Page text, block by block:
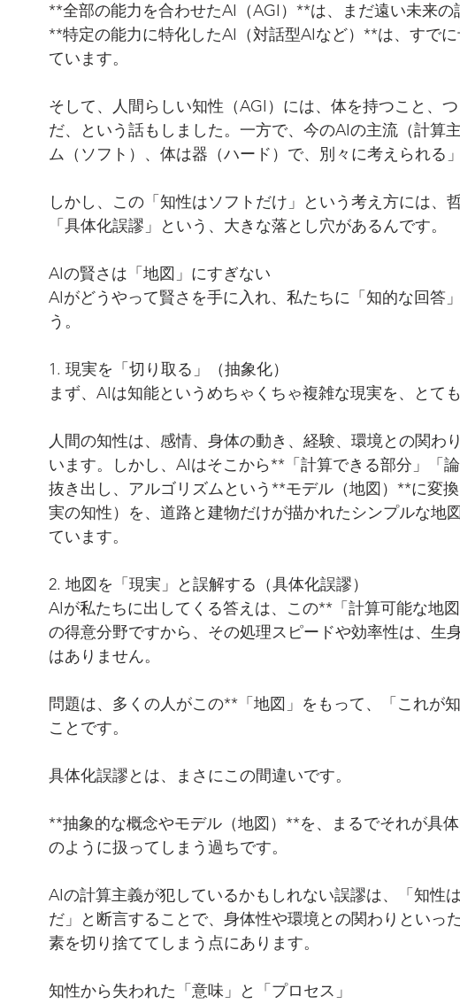
**全部の能力を合わせたAI（AGI）**は、まだ遠い未来の
**特定の能力に特化したAI（対話型AIなど）**は、すで
ています。
そして、人間らしい知性（AGI）には、体を持つこと、
だ、という話もしました。一方で、今のAIの主流（計算
ム（ソフト）、体は器（ハード）で、別々に考えられる
しかし、この「知性はソフトだけ」という考え方には、
「具体化誤謬」という、大きな落とし穴があるんです。
AIの賢さは「地図」にすぎない
AIがどうやって賢さを手に入れ、私たちに「知的な回答
う。
1. 現実を「切り取る」（抽象化）
まず、AIは知能というめちゃくちゃ複雑な現実を、とて
人間の知性は、感情、身体の動き、経験、環境との関わ
います。しかし、AIはそこから**「計算できる部分」「
抜き出し、アルゴリズムという**モデル（地図）**に変
実の知性）を、道路と建物だけが描かれたシンプルな地
ています。
2. 地図を「現実」と誤解する（具体化誤謬）
AIが私たちに出してくる答えは、この**「計算可能な地
の得意分野ですから、その処理スピードや効率性は、生
はありません。
問題は、多くの人がこの**「地図」をもって、「これが
ことです。
具体化誤謬とは、まさにこの間違いです。
**抽象的な概念やモデル（地図）**を、まるでそれが具
のように扱ってしまう過ちです。
AIの計算主義が犯しているかもしれない誤謬は、「知性
だ」と断言することで、身体性や環境との関わりといっ
素を切り捨ててしまう点にあります。
知性から失われた「意味」と「プロセス」